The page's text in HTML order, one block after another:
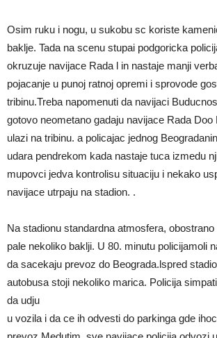
Osim ruku i nogu, u sukobu sc koriste
baklje. Tada na scenu stupai podgoricka
okruzuje navijace Rada l in nastaje manji
pojacanje u punoj ratnoj opremi i sprovode
tribinu.Treba napomenuti da navijaci
gotovo neometano gadaju navijace Rada Doo
ulazi na tribinu. a policajac jednog
udara pendrekom kada nastaje tuca izmedu
mupovci jedva kontrolisu situaciju i nekako
navijace utrpaju na stadion. .
Na stadionu standardna atmosfera,
pale nekoliko baklji. U 80. minutu policijamoli
da sacekaju prevoz do Beograda.lspred
autobusa stoji nekoliko marica. Policija
da udju
u vozila i da ce ih odvesti do parkinga gde